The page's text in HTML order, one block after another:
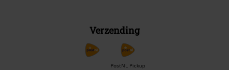
Verzending
PostNL Pickup